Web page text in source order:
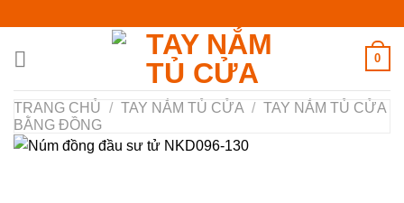
nội
0
TRANG CHỦ / TAY NẮM TỦ CỬA / TAY NẮM TỦ CỬA
BẰNG ĐỒNG